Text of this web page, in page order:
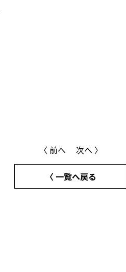
〈 前へ 次へ 〉
〈 一覧へ戻る